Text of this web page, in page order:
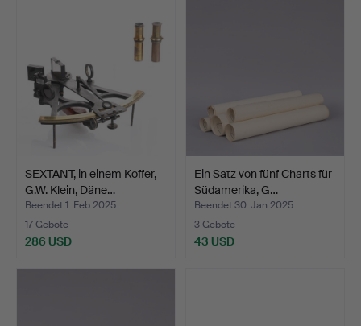
SEXTANT, in einem Koffer,
G.W. Klein, Däne…
Beendet 1. Feb 2025
17 Gebote
286 USD
Ein Satz von fünf Charts für
Südamerika, G…
Beendet 30. Jan 2025
3 Gebote
43 USD